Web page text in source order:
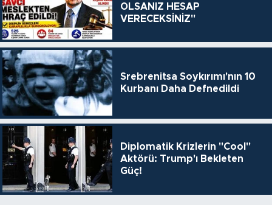
OLSANIZ HESAP
VERECEKSİNİZ"
Srebrenitsa Soykırımı'nın 10
Kurbanı Daha Defnedildi
Diplomatik Krizlerin "Cool"
Aktörü: Trump'ı Bekleten
Güç!